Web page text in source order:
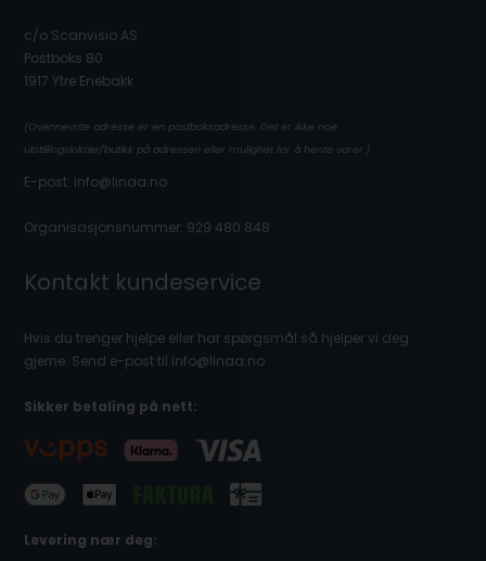
c/o Scanvisio AS
Postboks 80
1917 Ytre Enebakk
(Ovennevnte adresse er en postboksadresse. Det er ikke noe
utstillingslokale/butikk på adressen eller mulighet for å hente varer.)
E-post: info@linaa.no
Organisasjonsnummer: 929 480 848
Kontakt kundeservice
Hvis du trenger hjelpe eller har spørgsmål så hjelper vi deg
gjerne. Send e-post til info@linaa.no
Sikker betaling på nett:
Levering nær deg: